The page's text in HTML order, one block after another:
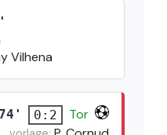
Vilhena
74' 0:2
Tor